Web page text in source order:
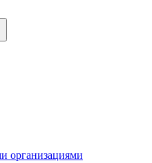
организациями